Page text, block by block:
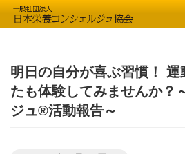
明日の自分が喜ぶ習慣！
たも体験してみませんか？
ジュ®活動報告～